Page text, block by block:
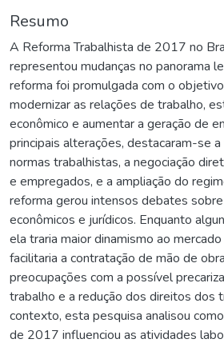
Resumo
A Reforma Trabalhista de 2017 no
representou mudanças no panorama
reforma foi promulgada com o
modernizar as relações de trabalho,
econômico e aumentar a geração de
principais alterações, destacaram-se
normas trabalhistas, a negociação
e empregados, e a ampliação do
reforma gerou intensos debates
econômicos e jurídicos. Enquanto
ela traria maior dinamismo ao
facilitaria a contratação de mão de
preocupações com a possível
trabalho e a redução dos direitos dos
contexto, esta pesquisa analisou
de 2017 influenciou as atividades